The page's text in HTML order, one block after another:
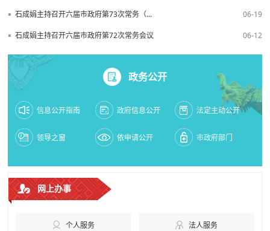
▪ 石成娟主持召开六届市政府第73次常务（... 06-19
▪ 石成娟主持召开六届市政府第72次常务会议 06-12
政务公开
信息公开指南 政府信息公开 法定主动公开
领导之窗 依申请公开 市政府部门
网上办事
个人服务 法人服务